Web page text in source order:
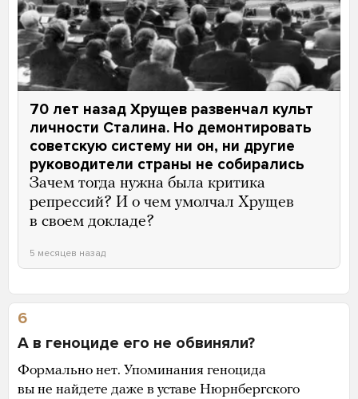
70 лет назад Хрущев развенчал культ
личности Сталина. Но демонтировать
советскую систему ни он, ни другие
руководители страны не собирались
Зачем тогда нужна была критика
репрессий? И о чем умолчал Хрущев
в своем докладе?
5 месяцев назад
6
А в геноциде его не обвиняли?
Формально нет. Упоминания геноцида
вы не найдете даже в уставе Нюрнбергского